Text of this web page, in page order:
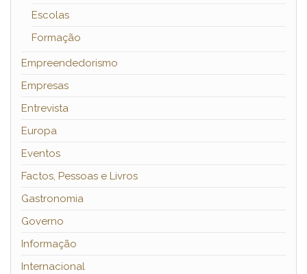
Escolas
Formação
Empreendedorismo
Empresas
Entrevista
Europa
Eventos
Factos, Pessoas e Livros
Gastronomia
Governo
Informação
Internacional